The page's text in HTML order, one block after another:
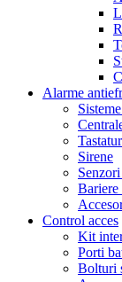
Alarme
Sirene
Bariere
Control acces
Kit
Porti
Bolturi